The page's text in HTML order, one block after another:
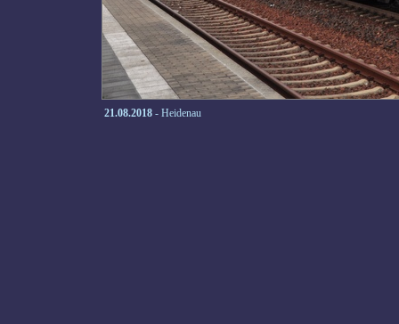
21.08.2018 - Heidenau